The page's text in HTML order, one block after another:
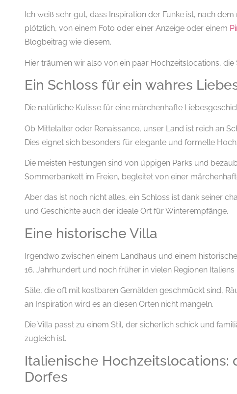
Ich weiß sehr gut, dass Inspiration der Funke ist, nach
plötzlich, von einem Foto oder einer Anzeige oder einem
Blogbeitrag wie diesem.
Hier träumen wir also von ein paar Hochzeitslocations, die
Ein Schloss für ein wahres
Die natürliche Kulisse für eine märchenhafte
Ob Mittelalter oder Renaissance, unser Land ist reich an
Dies eignet sich besonders für elegante und formelle
Die meisten Festungen sind von üppigen Parks und
Sommerbankett im Freien, begleitet von einer
Aber das ist noch nicht alles, ein Schloss ist dank seiner
und Geschichte auch der ideale Ort für Winterempfänge.
Eine historische Villa
Irgendwo zwischen einem Landhaus und einem
16. Jahrhundert und noch früher in vielen Regionen Italiens
Säle, die oft mit kostbaren Gemälden geschmückt sind,
an Inspiration wird es an diesen Orten nicht mangeln.
Die Villa passt zu einem Stil, der sicherlich schick und
zugleich ist.
Italienische Hochzeitslocations:
Dorfes